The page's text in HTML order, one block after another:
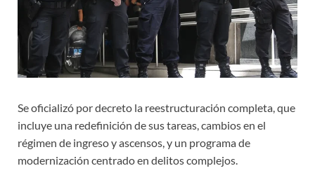
Se oficializó por decreto la reestructuración completa, que
incluye una redefinición de sus tareas, cambios en el
régimen de ingreso y ascensos, y un programa de
modernización centrado en delitos complejos.